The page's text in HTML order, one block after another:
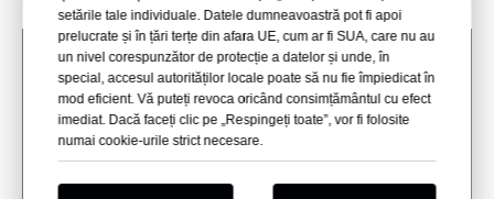
setările tale individuale. Datele dumneavoastră pot fi apoi
prelucrate și în țări terțe din afara UE, cum ar fi SUA, care nu au
un nivel corespunzător de protecție a datelor și unde, în
special, accesul autorităților locale poate să nu fie împiedicat în
mod eficient. Vă puteți revoca oricând consimțământul cu efect
imediat. Dacă faceți clic pe „Respingeți toate”, vor fi folosite
numai cookie-urile strict necesare.